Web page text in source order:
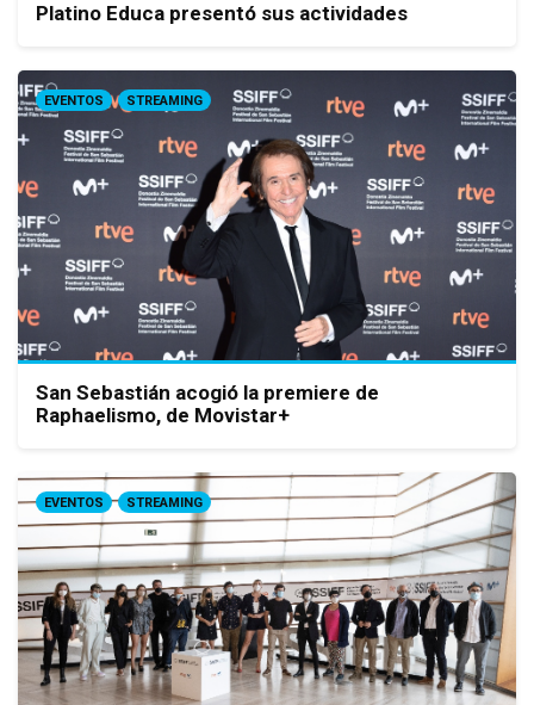
Platino Educa presentó sus actividades
EVENTOS STREAMING
San Sebastián acogió la premiere de
Raphaelismo, de Movistar+
EVENTOS STREAMING